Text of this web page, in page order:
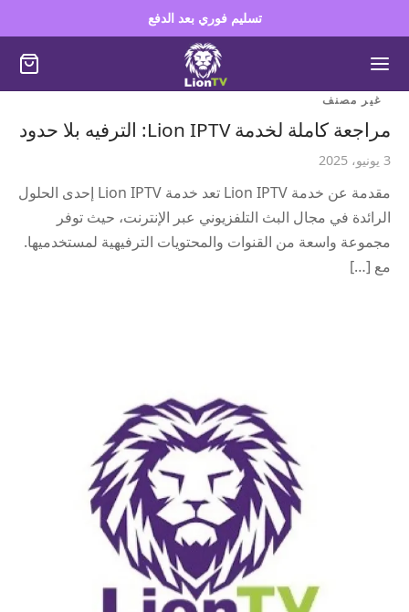
تسليم فوري بعد الدفع
غير مصنف
مراجعة كاملة لخدمة Lion IPTV: الترفيه بلا حدود
3 يونيو، 2025
مقدمة عن خدمة Lion IPTV تعد خدمة Lion IPTV إحدى الحلول
الرائدة في مجال البث التلفزيوني عبر الإنترنت، حيث توفر
مجموعة واسعة من القنوات والمحتويات الترفيهية لمستخدميها.
مع […]